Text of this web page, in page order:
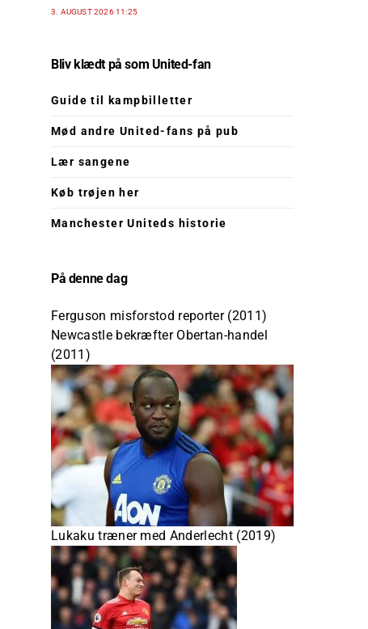
3. AUGUST 2026 11:25
Bliv klædt på som United-fan
Guide til kampbilletter
Mød andre United-fans på pub
Lær sangene
Køb trøjen her
Manchester Uniteds historie
På denne dag
Ferguson misforstod reporter (2011)
Newcastle bekræfter Obertan-handel
(2011)
Lukaku træner med Anderlecht (2019)